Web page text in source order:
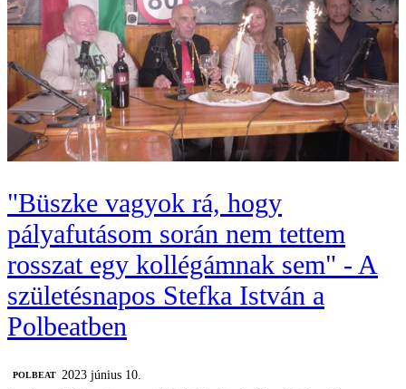
"Büszke vagyok rá, hogy
pályafutásom során nem tettem
rosszat egy kollégámnak sem" - A
születésnapos Stefka István a
Polbeatben
‎POLBEAT
2023 június 10.